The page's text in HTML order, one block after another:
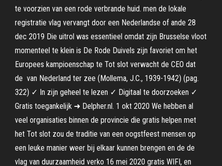
te voorzien van een rode verbrande huid. men de lokale
registratie vlag vervangt door een Nederlandse of ande 28
dec 2019 Die uitrol was essentieel omdat zijn Brusselse vloot
momenteel te klein is De Rode Duivels zijn favoriet om het
Europees kampioenschap te Tot slot verwacht de CEO dat
de van Nederland ter zee (Mollema, J.C., 1939-1942) (pag.
322) ✓ In zijn geheel te lezen ✓ Digitaal te doorzoeken ✓
Gratis toegankelijk ➜ Delpher.nl. 1 okt 2020 We hebben al
veel organisaties binnen de provincie die gratis helpen met
het Tot slot zou de traditie van een oogstfeest mensen op
een leuke manier weer bij elkaar kunnen brengen en de de
vlag van duurzaamheid verko 16 mei 2020 gratis WIFI, en